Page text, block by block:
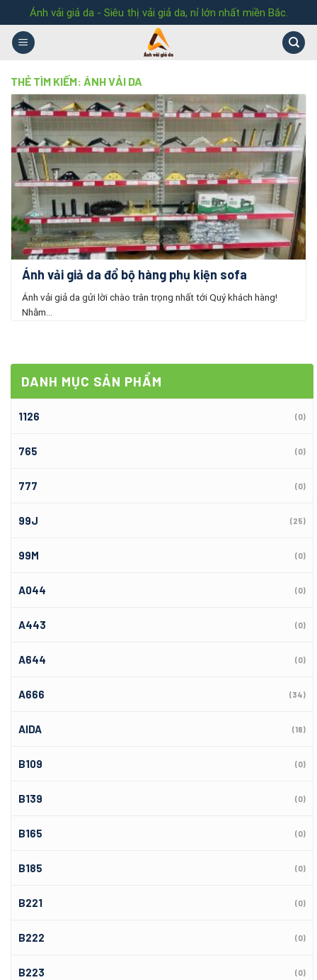
to
content
Ánh vải giả da - Siêu thị vải giả da, nỉ lớn nhất miền Bắc.
THẺ TÌM KIẾM: ÁNH VẢI DA
DANH MỤC SẢN PHẨM
1126 (0)
765 (0)
777 (0)
99J (25)
99M (0)
A044 (0)
A443 (0)
A644 (0)
A666 (34)
AIDA (18)
B109 (0)
B139 (0)
B165 (0)
B185 (0)
B221 (0)
B222 (0)
B223 (0)
Ánh vải giả da đổ bộ hàng phụ kiện sofa
Ánh vải giả da gửi lời chào trân trọng nhất tới Quý khách hàng!
Nhằm...